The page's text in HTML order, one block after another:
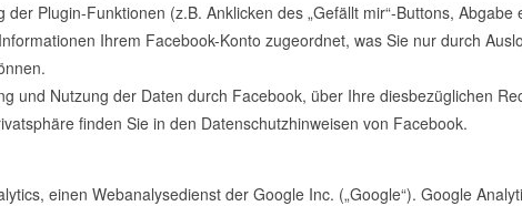
Plugin-Funktionen (z.B. Anklicken des „Gefällt mir“-Buttons, Abgabe
Ihrem Facebook-Konto zugeordnet, was Sie nur durch
und Nutzung der Daten durch Facebook, über Ihre diesbezüglichen
finden Sie in den Datenschutzhinweisen von Facebook.
einen Webanalysedienst der Google Inc. („Google“). Google